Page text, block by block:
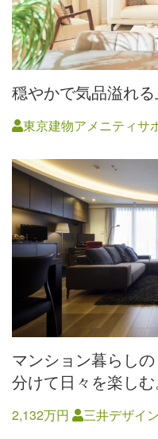
穏やかで気品溢れる
東京建物アメニティサ
マンション暮らし
分けて日々を楽しむ
2,132万円 三井デザイ